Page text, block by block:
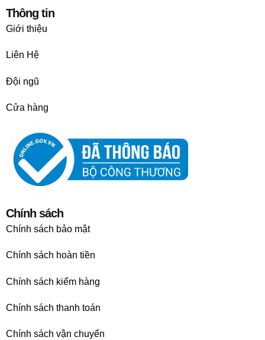
Thông tin
Giới thiệu
Liên Hệ
Đội ngũ
Cửa hàng
Chính sách
Chính sách bảo mật
Chính sách hoàn tiền
Chính sách kiểm hàng
Chính sách thanh toán
Chính sách vận chuyển